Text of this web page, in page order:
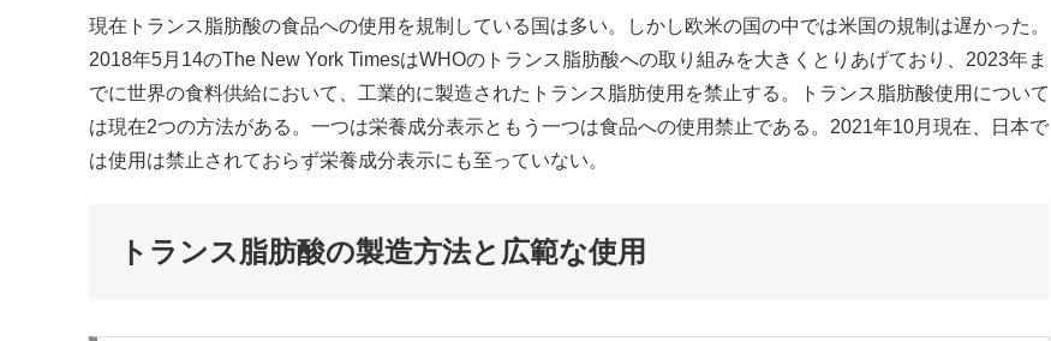
現在トランス脂肪酸の食品への使用を規制している国は多い。しかし欧米の国の中では米国の規制は遅かった。
2018年5月14のThe New York TimesはWHOのトランス脂肪酸への取り組みを大きくとりあげており、2023年ま
でに世界の食料供給において、工業的に製造されたトランス脂肪使用を禁止する。トランス脂肪酸使用について
は現在2つの方法がある。一つは栄養成分表示ともう一つは食品への使用禁止である。2021年10月現在、日本で
は使用は禁止されておらず栄養成分表示にも至っていない。
トランス脂肪酸の製造方法と広範な使用